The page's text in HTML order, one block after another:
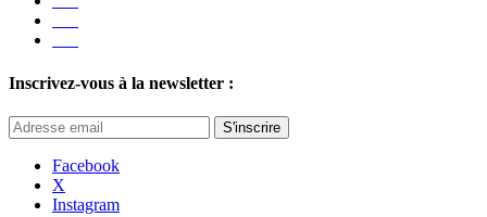
Inscrivez-vous à la newsletter :
S'inscrire
Facebook
X
Instagram